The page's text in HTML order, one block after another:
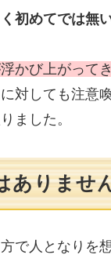
初めてでは無
かび上がって
対しても注意
ました。
ありませ
で人となりを